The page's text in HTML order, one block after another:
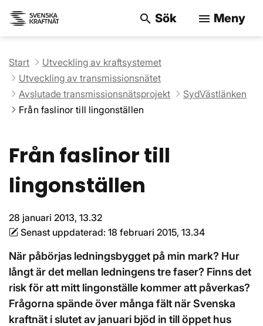
search Sök menu Meny
Start
Utveckling av kraftsystemet
Utveckling av transmissionsnätet
Avslutade transmissionsnätsprojekt
SydVästlänken
Från faslinor till lingonställen
Från faslinor till
lingonställen
28 januari 2013, 13.32
Senast uppdaterad: 18 februari 2015, 13.34
När påbörjas ledningsbygget på min mark? Hur
långt är det mellan ledningens tre faser? Finns det
risk för att mitt lingonställe kommer att påverkas?
Frågorna spände över många fält när Svenska
kraftnät i slutet av januari bjöd in till öppet hus